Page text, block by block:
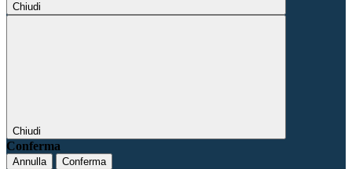
Chiudi
Chiudi
Conferma
Annulla Conferma